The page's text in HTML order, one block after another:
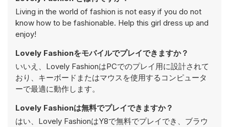
Living in the world of fashion is not easy if you do not
know how to be fashionable. Help this girl dress up and
enjoy!
Lovely Fashionをモバイルでプレイできますか？
いいえ、Lovely FashionはPCでのプレイ用に設計されて
おり、キーボードまたはマウスを使用するコンピュータ
ーで最適に動作します。
Lovely Fashionは無料でプレイできますか？
はい、Lovely FashionはY8で無料でプレイでき、ブラウ